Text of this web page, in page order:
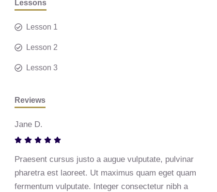
Lessons
Lesson 1
Lesson 2
Lesson 3
Reviews
Jane D.
Praesent cursus justo a augue vulputate, pulvinar
pharetra est laoreet. Ut maximus quam eget quam
fermentum vulputate. Integer consectetur nibh a